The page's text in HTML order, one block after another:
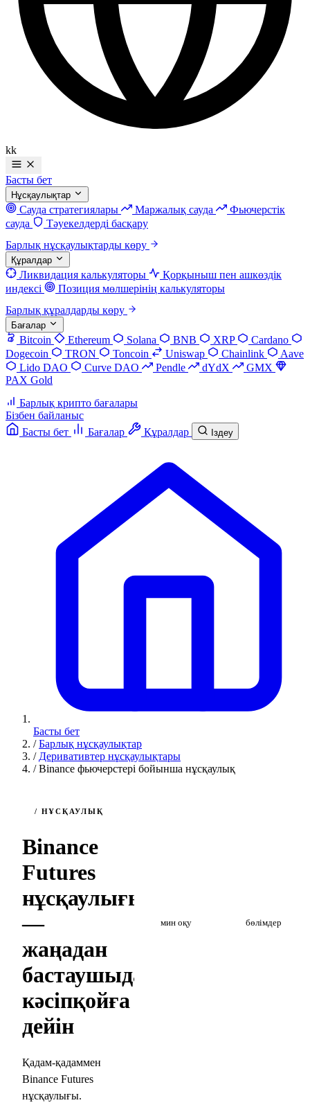
kk
Басты бет
Нұсқаулықтар
Сауда стратегиялары Маржалық сауда
Фьючерстік
сауда
Тәуекелдерді басқару
Барлық нұсқаулықтарды көру
Құралдар
Ликвидация калькуляторы
Қорқыныш пен ашкөздік
индексі
Позиция мөлшерінің калькуляторы
Барлық құралдарды көру
Бағалар
Bitcoin Ethereum Solana BNB XRP
Cardano
Dogecoin
TRON Toncoin Uniswap Chainlink
Aave
Lido DAO
Curve DAO Pendle dYdX
GMX
PAX Gold
Барлық крипто бағалары
Бізбен байланыс
Басты бет
Бағалар Құралдар Іздеу
Басты бет
/ Барлық нұсқаулықтар
/ Деривативтер нұсқаулықтары
/ Binance фьючерстері бойынша нұсқаулық
/ НҰСҚАУЛЫҚ
Binance
Futures
нұсқаулығы
—
жаңадан
бастаушыдан
кәсіпқойға
дейін
Қадам-қадаммен
Binance Futures
нұсқаулығы.
мин оқу бөлімдер